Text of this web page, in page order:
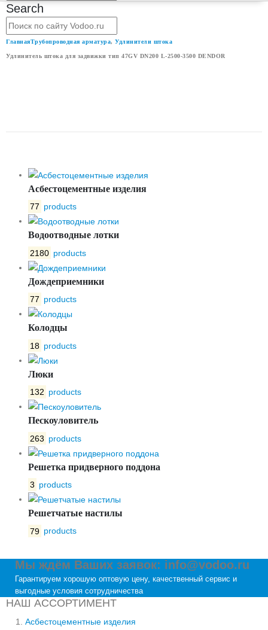
Search
ГлавнаяТрубопроводная арматура, Удлинители штока
Удлинитель штока для задвижки тип 47GV DN200 L-2500-3500 DENDOR
Асбестоцементные изделия
77 products
Водоотводные лотки
2180 products
Дождеприемники
77 products
Колодцы
18 products
Люки
132 products
Пескоуловитель
263 products
Решетка придверного поддона
3 products
Решетчатые настилы
79 products
Мы ждём Ваших заявок: info@vodoo.ru
Гарантируем хорошую оптовую цену, качественный сервис и
выгодные условия сотрудничества
НАШ АССОРТИМЕНТ
Асбестоцементные изделия